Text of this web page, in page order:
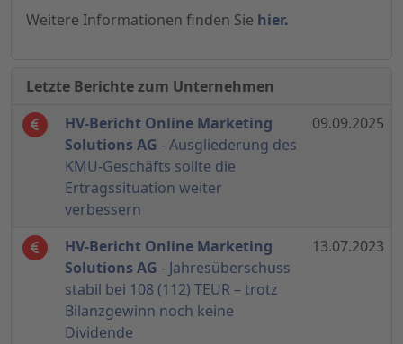
Weitere Informationen finden Sie hier.
Letzte Berichte zum Unternehmen
HV-Bericht Online Marketing
Solutions AG - Ausgliederung des
KMU-Geschäfts sollte die
Ertragssituation weiter
verbessern
09.09.2025
HV-Bericht Online Marketing
Solutions AG - Jahresüberschuss
stabil bei 108 (112) TEUR – trotz
Bilanzgewinn noch keine
Dividende
13.07.2023